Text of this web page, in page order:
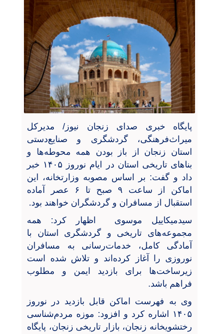
پایگاه خبری صدای زنجان نیوز/ مدیرکل
میراث‌فرهنگی، گردشگری و صنایع‌دستی
استان زنجان از باز بودن همه محوطه‌ها و
بناهای تاریخی استان در ایام نوروز ۱۴۰۵ خبر
داد و گفت: بر اساس مصوبه وزارتخانه، این
اماکن از ساعت ۹ صبح تا ۶ عصر آماده
استقبال از مسافران و گردشگران خواهند بود.
سیدمیکاییل موسوی اظهار کرد: همه
مجموعه‌های تاریخی و گردشگری استان با
آمادگی کامل، خدمات‌رسانی به مسافران
نوروزی را آغاز کرده‌اند و تلاش شده است
زیرساخت‌ها برای بازدید ایمن و مطلوب
فراهم باشد.
وی به فهرست اماکن قابل بازدید در نوروز
۱۴۰۵ اشاره کرد و افزود: موزه مردم‌شناسی
رختشویخانه زنجان، بازار تاریخی زنجان، پایگاه